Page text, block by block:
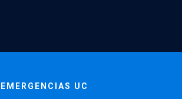
EMERGENCIAS UC